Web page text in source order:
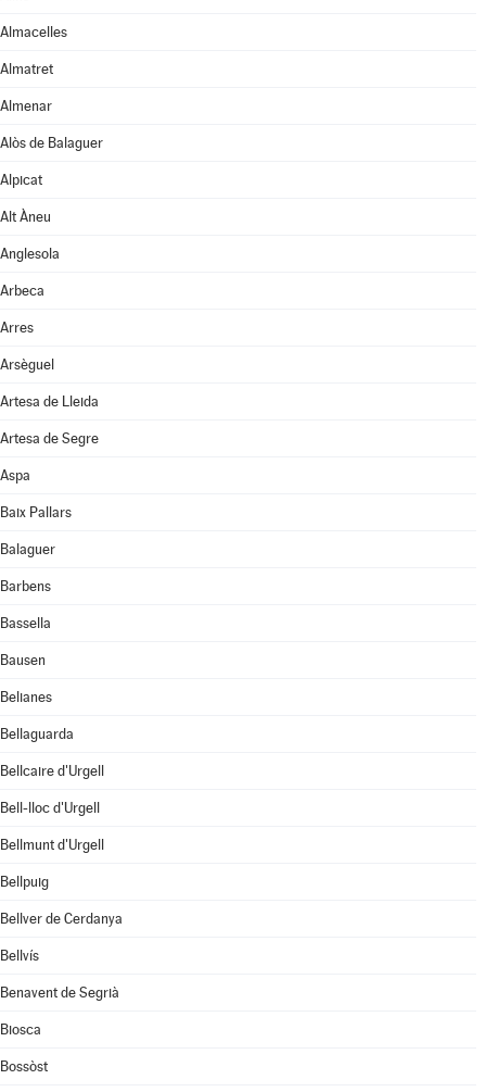
Almacelles
Almatret
Almenar
Alòs de Balaguer
Alpicat
Alt Àneu
Anglesola
Arbeca
Arres
Arsèguel
Artesa de Lleida
Artesa de Segre
Aspa
Baix Pallars
Balaguer
Barbens
Bassella
Bausen
Belianes
Bellaguarda
Bellcaire d'Urgell
Bell-lloc d'Urgell
Bellmunt d'Urgell
Bellpuig
Bellver de Cerdanya
Bellvís
Benavent de Segrià
Biosca
Bossòst